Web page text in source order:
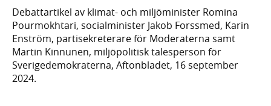
Debattartikel av klimat- och miljöminister Romina
Pourmokhtari, socialminister Jakob Forssmed, Karin
Enström, partisekreterare för Moderaterna samt
Martin Kinnunen, miljöpolitisk talesperson för
Sverigedemokraterna, Aftonbladet, 16 september
2024.